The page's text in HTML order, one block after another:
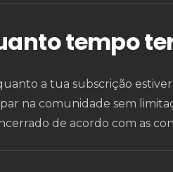
tempo
a tua subscrição
na comunidade sem
de acordo com as